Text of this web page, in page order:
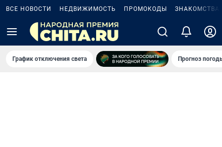
ВСЕ НОВОСТИ НЕДВИЖИМОСТЬ ПРОМОКОДЫ ЗНАКОМСТВА
График отключения света Прогноз